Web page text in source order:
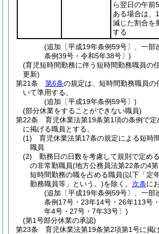
ら翌日の午前
ある場合は、
減じた割合を
する
(追加〔平成19年条例59号〕、一部
条例39号・令和5年38号〕)
(育児短時間勤務に伴う短時間勤務職員の
更新)
第21条
第6条の規定は、短時間勤務職員の
いて準用する。
(追加〔平成19年条例59号〕)
(部分休業をすることができない職員)
第22条
育児休業法第19条第1項の条例で定
に掲げる職員とする。
(1)
育児休業法第17条の規定による短時
職員
(2)
勤務日の日数を考慮して規則で定め
の非常勤職員(地方公務員法第22条の4
短時間勤務の職を占める職員(以下「定
勤務職員等」という。)を除く。 次条に
(追加〔平成19年条例59号〕、一部
条例17号・23年14号・26年113号
年4号・27号・7年33号〕)
(第1号部分休業の承認)
第23条
育児休業法第19条第2項第1号に掲